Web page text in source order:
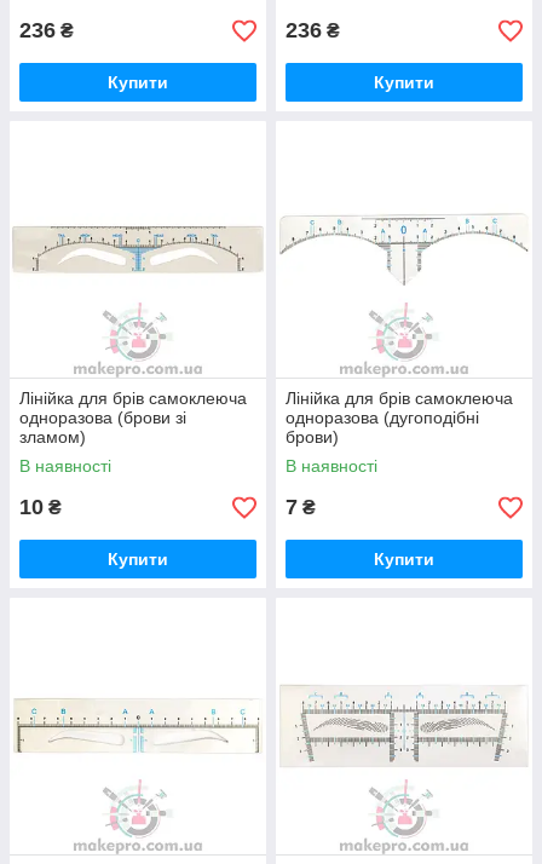
236 ₴
Купити
236 ₴
Купити
Лінійка для брів самоклеюча
одноразова (брови зі
зламом)
В наявності
10 ₴
Купити
Лінійка для брів самоклеюча
одноразова (дугоподібні
брови)
В наявності
7 ₴
Купити